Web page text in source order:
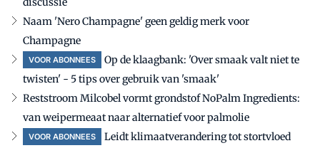
Naam 'Nero Champagne' geen geldig merk voor
Champagne
VOOR ABONNEES
Op de klaagbank: 'Over smaak valt niet te
twisten' - 5 tips over gebruik van 'smaak'
Reststroom Milcobel vormt grondstof NoPalm Ingredients:
van weipermeaat naar alternatief voor palmolie
VOOR ABONNEES
Leidt klimaatverandering tot stortvloed